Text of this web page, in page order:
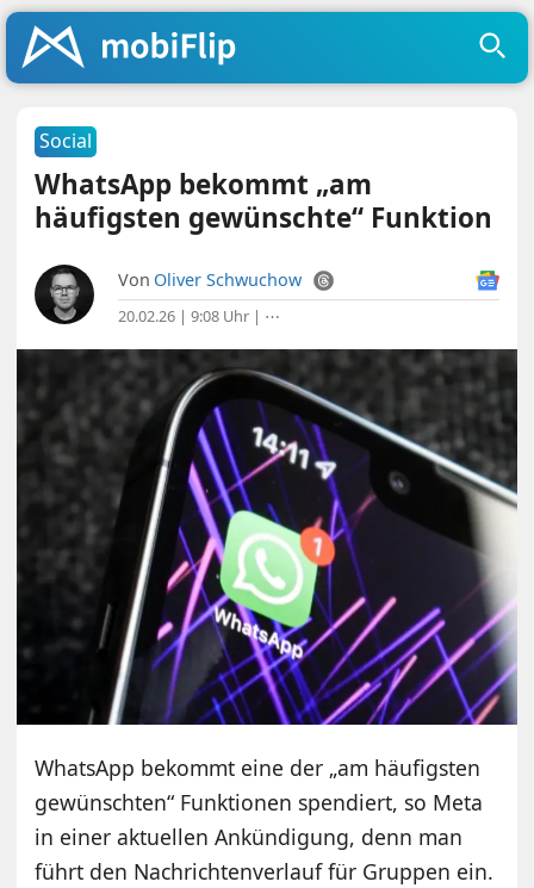
Social
WhatsApp bekommt „am
häufigsten gewünschte“ Funktion
Von Oliver Schwuchow
20.02.26 | 9:08 Uhr | ⋯
WhatsApp bekommt eine der „am häufigsten
gewünschten“ Funktionen spendiert, so Meta
in einer aktuellen Ankündigung, denn man
führt den Nachrichtenverlauf für Gruppen ein.